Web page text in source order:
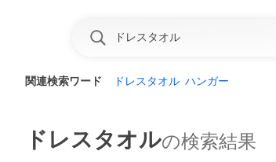
関連検索ワード ドレスタオル ハンガー
ドレスタオルの検索結果